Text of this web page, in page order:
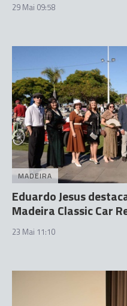
29 Mai 09:58
MADEIRA
Eduardo Jesus
Madeira Classic Car
23 Mai 11:10